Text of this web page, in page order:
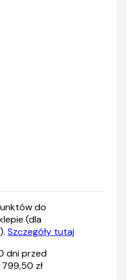
do
(dla
Szczegóły tutaj
dni przed
zł